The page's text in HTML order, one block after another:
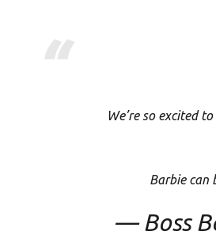
We’re so excited
Barbie can
— Boss